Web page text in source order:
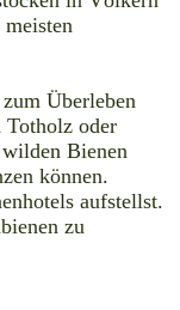
Überleben
oder
Bienen
können.
aufstellst.
zu